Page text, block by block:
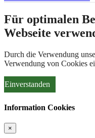
Für optimalen
Webseite
Durch die Verwendung
Verwendung von Cookies
Einverstanden
Information Cookies
×